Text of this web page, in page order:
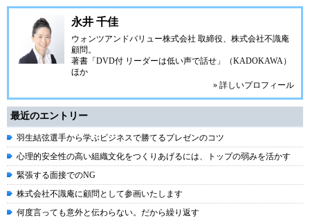
永井 千佳
ウォンツアンドバリュー株式会社 取締役、株式会社不識庵
顧問。
著書「DVD付 リーダーは低い声で話せ」（KADOKAWA）
ほか
» 詳しいプロフィール
最近のエントリー
羽生結弦選手から学ぶビジネスで勝てるプレゼンのコツ
心理的安全性の高い組織文化をつくりあげるには、トップの弱みを活かす
緊張する面接でのNG
株式会社不識庵に顧問として参画いたします
何度言っても意外と伝わらない。だから繰り返す